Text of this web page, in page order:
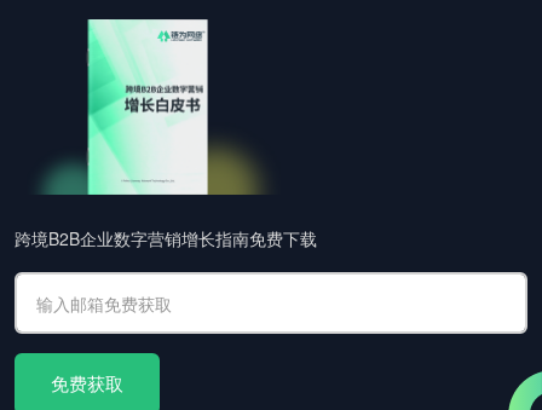
跨境B2B企业数字营销增长指南免费下载